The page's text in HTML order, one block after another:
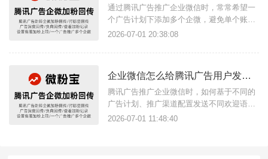
一、注册与登录前往微粉宝官
通过腾讯广告推广企业微信时，常常希望一
个广告计划下添加多个企微，避免单个账号
添加过于频繁导致异常，或无力承载过多流
了添加多个账号，还支持配置客服人员接待
随时查看不同接待人员添加数据等。如何添
加多个企微？一、注册与登录
2026-07-01 20:38:08
企业微信怎么给腾讯广告用户发送渠道欢迎语？
腾讯广告推广企业微信时，如何基于不同的
广告计划、推广渠道配置发送不同欢迎语？
很多商家均希望不同渠道进来的客户发送不
2026-07-01 11:48:40